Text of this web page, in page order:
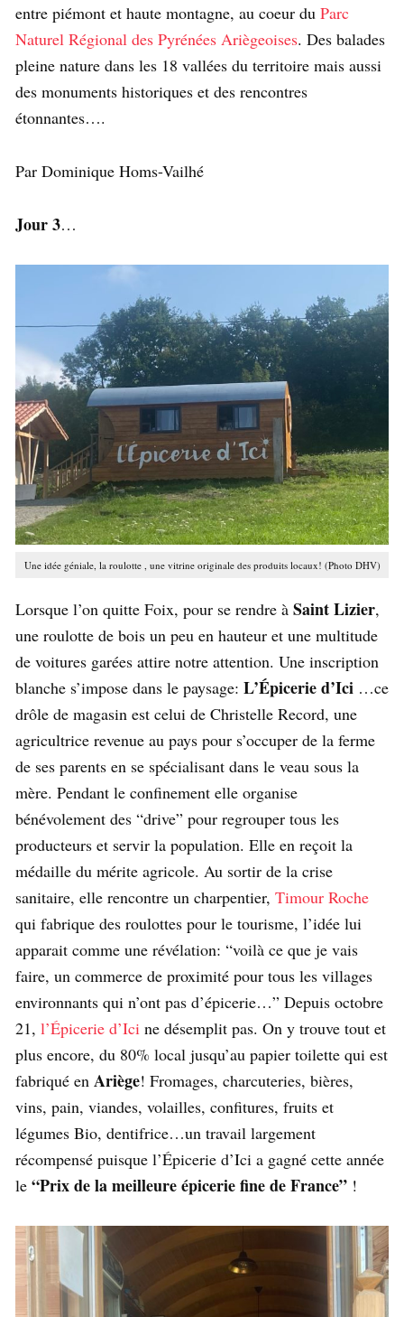
entre piémont et haute montagne, au coeur du Parc
Naturel Régional des Pyrénées Ariègeoises. Des balades
pleine nature dans les 18 vallées du territoire mais aussi
des monuments historiques et des rencontres
étonnantes….
Par Dominique Homs-Vailhé
Jour 3…
Une idée géniale, la roulotte , une vitrine originale des produits locaux! (Photo DHV)
Lorsque l’on quitte Foix, pour se rendre à Saint Lizier,
une roulotte de bois un peu en hauteur et une multitude
de voitures garées attire notre attention. Une inscription
blanche s’impose dans le paysage: L’Épicerie d’Ici …ce
drôle de magasin est celui de Christelle Record, une
agricultrice revenue au pays pour s’occuper de la ferme
de ses parents en se spécialisant dans le veau sous la
mère. Pendant le confinement elle organise
bénévolement des “drive” pour regrouper tous les
producteurs et servir la population. Elle en reçoit la
médaille du mérite agricole. Au sortir de la crise
sanitaire, elle rencontre un charpentier, Timour Roche
qui fabrique des roulottes pour le tourisme, l’idée lui
apparait comme une révélation: “voilà ce que je vais
faire, un commerce de proximité pour tous les villages
environnants qui n’ont pas d’épicerie…” Depuis octobre
21, l’Épicerie d’Ici ne désemplit pas. On y trouve tout et
plus encore, du 80% local jusqu’au papier toilette qui est
fabriqué en Ariège! Fromages, charcuteries, bières,
vins, pain, viandes, volailles, confitures, fruits et
légumes Bio, dentifrice…un travail largement
récompensé puisque l’Épicerie d’Ici a gagné cette année
le “Prix de la meilleure épicerie fine de France” !